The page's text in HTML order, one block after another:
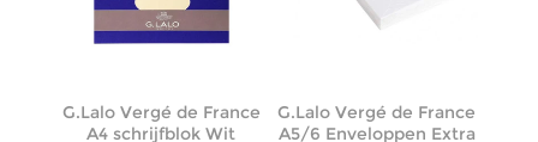
G.Lalo Vergé de France
A4 schrijfblok Wit
G.Lalo Vergé de France
A5/6 Enveloppen Extra